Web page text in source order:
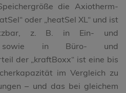
die Axiotherm-
oder „heatSel XL“ und ist
z. B. in Ein- und
sowie in Büro- und
der „kraftBoxx“ ist eine bis
im Vergleich zu
– und das bei gleichem